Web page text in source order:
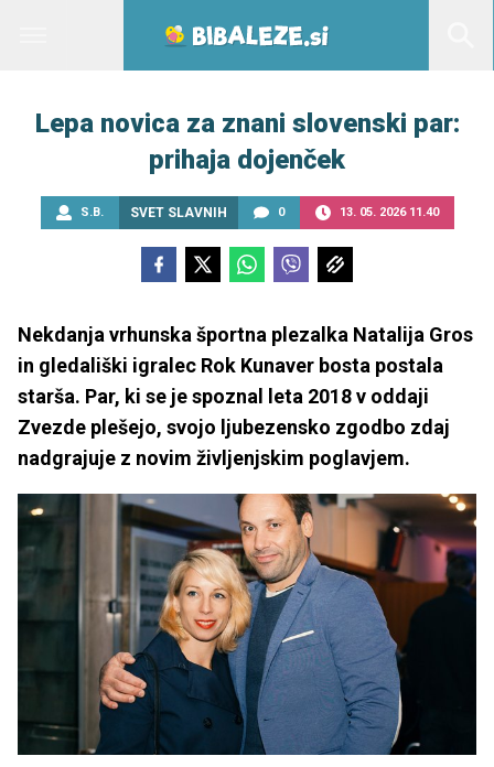
Lepa novica za znani slovenski par:
prihaja dojenček
S.B. SVET SLAVNIH 0 13. 05. 2026 11.40
Nekdanja vrhunska športna plezalka Natalija Gros
in gledališki igralec Rok Kunaver bosta postala
starša. Par, ki se je spoznal leta 2018 v oddaji
Zvezde plešejo, svojo ljubezensko zgodbo zdaj
nadgrajuje z novim življenjskim poglavjem.